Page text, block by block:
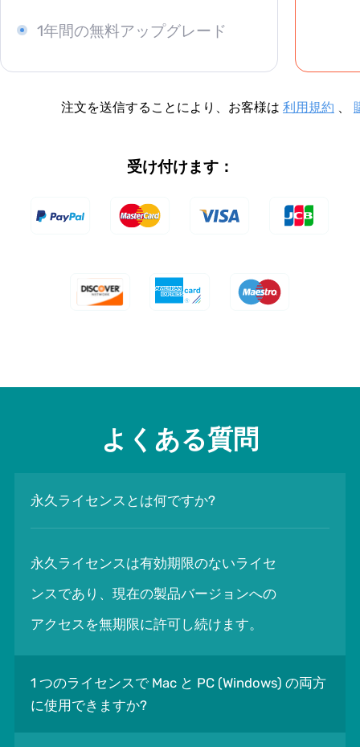
1年間の無料アップグレード
注文を送信することにより、お客様は 利用規約 、
受け付けます：
よくある質問
永久ライセンスとは何ですか?
永久ライセンスは有効期限のないライセ
ンスであり、現在の製品バージョンへの
アクセスを無期限に許可し続けます。
1 つのライセンスで Mac と PC (Windows) の両方
に使用できますか?